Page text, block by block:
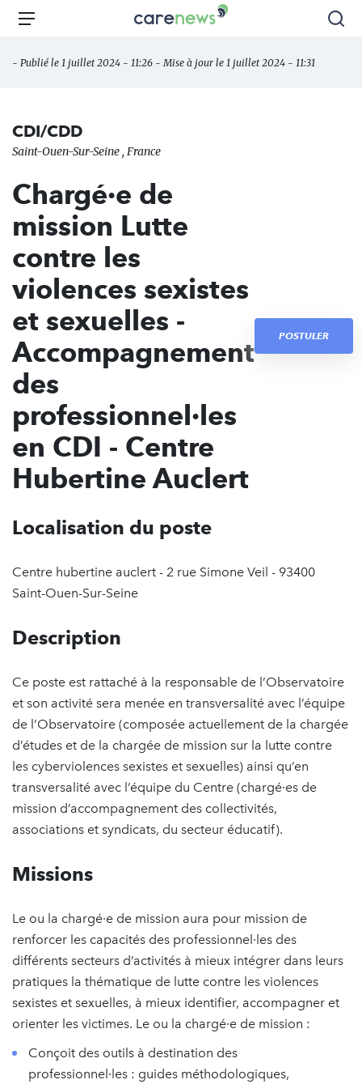
Aller
principal
Carenews,
des
Menu
- Publié le 1 juillet 2024 - 11:26 - Mise à jour le 1 juillet 2024 - 11:31
CDI/CDD
Saint-Ouen-Sur-Seine , France
Chargé·e de
mission Lutte
contre les
violences sexistes
et sexuelles -
Accompagnement
des
professionnel·les
en CDI - Centre
Hubertine Auclert
POSTULER
Localisation du poste
Centre hubertine auclert - 2 rue Simone Veil - 93400
Saint-Ouen-Sur-Seine
Description
Ce poste est rattaché à la responsable de l’Observatoire
et son activité sera menée en transversalité avec l’équipe
de l’Observatoire (composée actuellement de la chargée
d’études et de la chargée de mission sur la lutte contre
les cyberviolences sexistes et sexuelles) ainsi qu’en
transversalité avec l’équipe du Centre (chargé·es de
mission d’accompagnement des collectivités,
associations et syndicats, du secteur éducatif).
Missions
Le ou la chargé·e de mission aura pour mission de
renforcer les capacités des professionnel·les des
différents secteurs d’activités à mieux intégrer dans leurs
pratiques la thématique de lutte contre les violences
sexistes et sexuelles, à mieux identifier, accompagner et
orienter les victimes. Le ou la chargé·e de mission :
Conçoit des outils à destination des
professionnel·les : guides méthodologiques,